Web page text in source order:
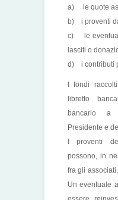
a) le quote
b) i proventi
c) le
lasciti o
d) i contributi
I fondi
libretto
bancario a
Presidente e
I proventi
possono, in
fra gli
Un eventuale